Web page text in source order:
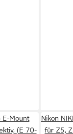
E-Mount
(E 70-
Nikon
für Z5,